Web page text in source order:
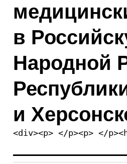
в
Народной
и
<div><p> </p><p> </